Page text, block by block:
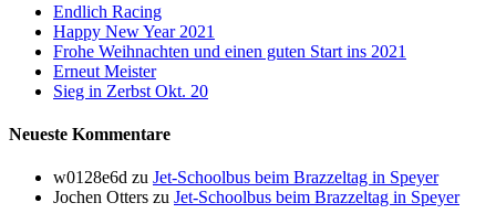
Endlich Racing
Happy New Year 2021
Frohe Weihnachten und einen guten Start ins 2021
Erneut Meister
Sieg in Zerbst Okt. 20
Neueste Kommentare
w0128e6d zu Jet-Schoolbus beim Brazzeltag in Speyer
Jochen Otters zu Jet-Schoolbus beim Brazzeltag in Speyer